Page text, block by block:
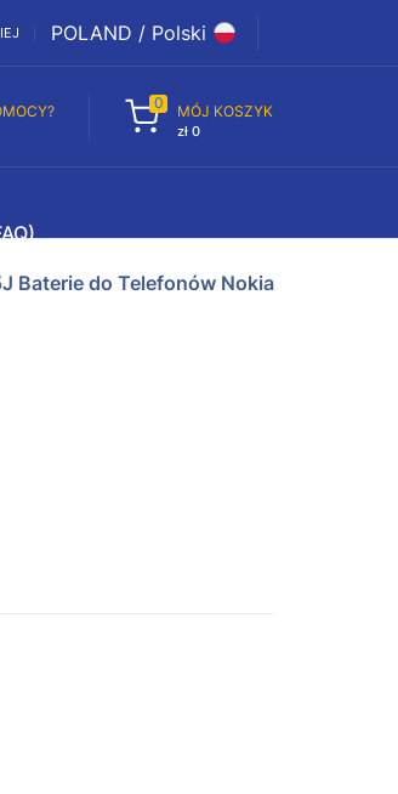
POLAND / Polski
0 MÓJ KOSZYK
zł 0
Baterie do Telefonów Nokia